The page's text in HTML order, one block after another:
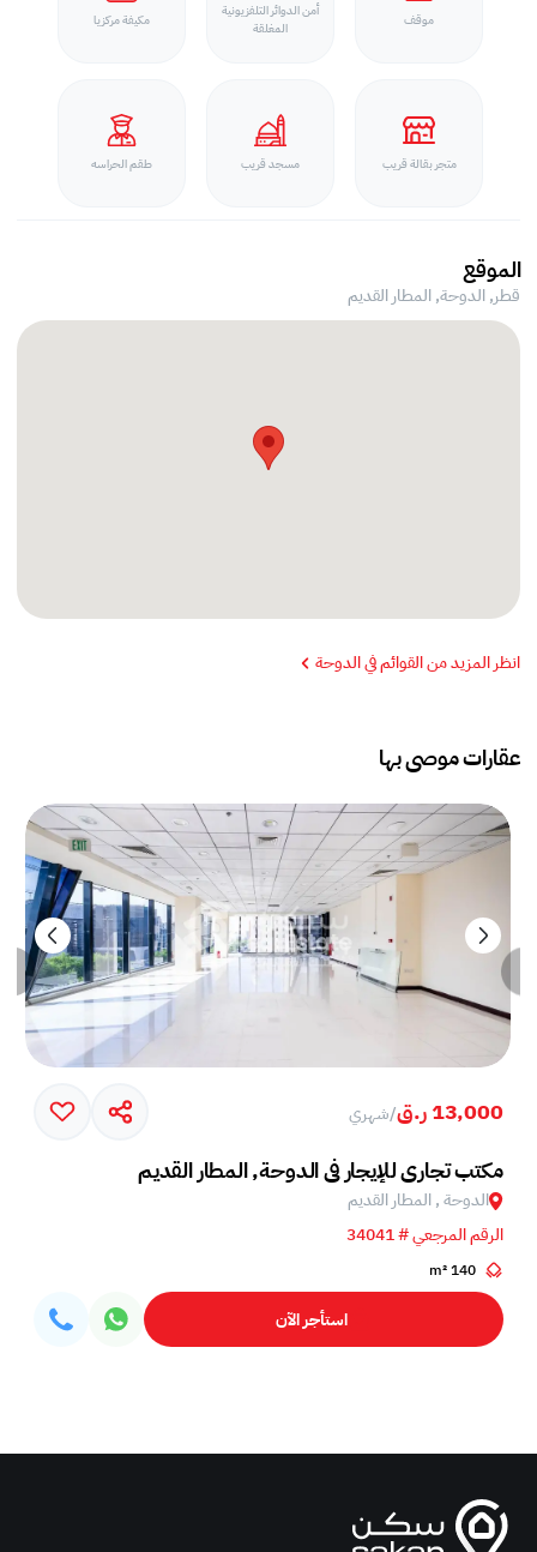
موقف
أمن الدوائر التلفزيونية
المغلقة
مكيفة مركزيا
متجر بقالة قريب مسجد قريب طقم الحراسه
الموقع
قطر, الدوحة,المطار القديم
انظر المزيد من القوائم في الدوحة
عقارات موصى بها
13,000 ر.ق /شهري
مكتب تجاري للإيجار في الدوحة, المطار القديم
الدوحة , المطار القديم
الرقم المرجعي # 34041
140 m²
استأجر الآن